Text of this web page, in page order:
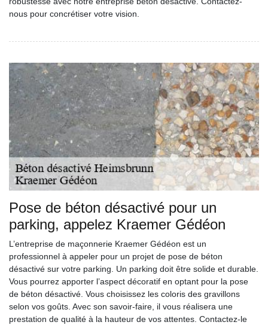
nous pour concrétiser votre vision.
Pose de béton désactivé pour un
parking, appelez Kraemer Gédéon
L’entreprise de maçonnerie Kraemer Gédéon est un
professionnel à appeler pour un projet de pose de béton
désactivé sur votre parking. Un parking doit être solide et durable.
Vous pourrez apporter l’aspect décoratif en optant pour la pose
de béton désactivé. Vous choisissez les coloris des gravillons
selon vos goûts. Avec son savoir-faire, il vous réalisera une
prestation de qualité à la hauteur de vos attentes. Contactez-le